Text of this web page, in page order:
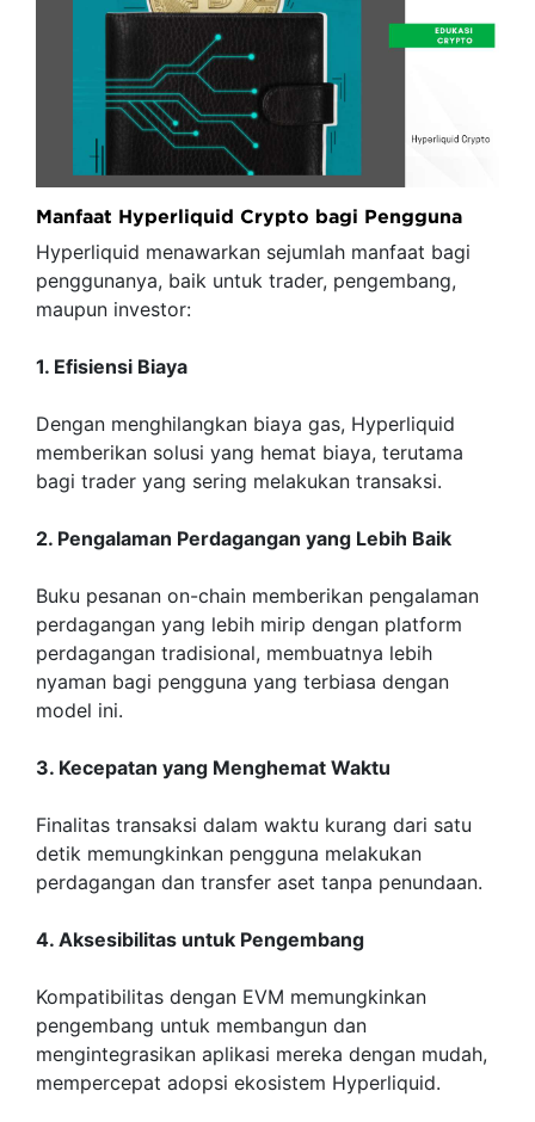
Manfaat Hyperliquid Crypto bagi Pengguna
Hyperliquid menawarkan sejumlah manfaat bagi
penggunanya, baik untuk trader, pengembang,
maupun investor:
1. Efisiensi Biaya
Dengan menghilangkan biaya gas, Hyperliquid
memberikan solusi yang hemat biaya, terutama
bagi trader yang sering melakukan transaksi.
2. Pengalaman Perdagangan yang Lebih Baik
Buku pesanan on-chain memberikan pengalaman
perdagangan yang lebih mirip dengan platform
perdagangan tradisional, membuatnya lebih
nyaman bagi pengguna yang terbiasa dengan
model ini.
3. Kecepatan yang Menghemat Waktu
Finalitas transaksi dalam waktu kurang dari satu
detik memungkinkan pengguna melakukan
perdagangan dan transfer aset tanpa penundaan.
4. Aksesibilitas untuk Pengembang
Kompatibilitas dengan EVM memungkinkan
pengembang untuk membangun dan
mengintegrasikan aplikasi mereka dengan mudah,
mempercepat adopsi ekosistem Hyperliquid.